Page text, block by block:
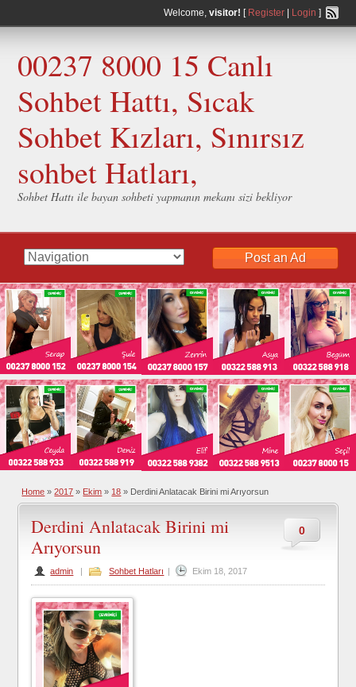
Welcome, visitor! [ Register| Login ]
00237 8000 15 Canlı
Sohbet Hattı, Sıcak
Sohbet Kızları, Sınırsız
sohbet Hatları,
Sohbet Hattı ile bayan sohbeti yapmanın mekanı sizi bekliyor
Post an Ad
Home » 2017 » Ekim » 18 » Derdini Anlatacak Birini mi Arıyorsun
0
Derdini Anlatacak Birini mi
Arıyorsun
admin | Sohbet Hatları | Ekim 18, 2017